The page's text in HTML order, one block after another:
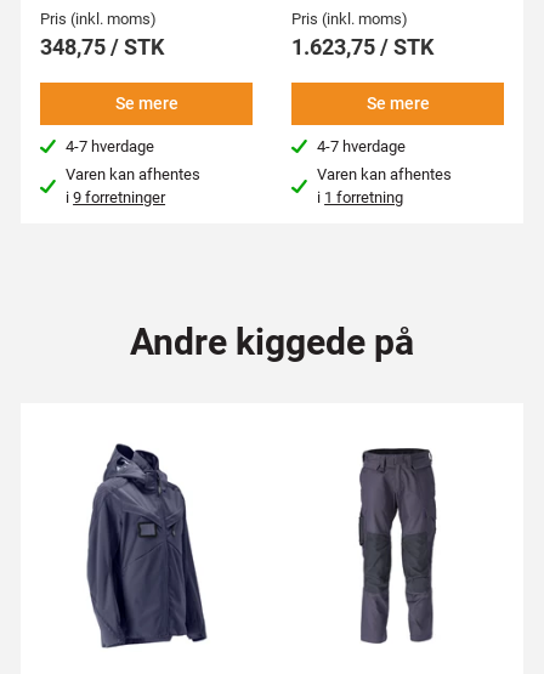
Pris (inkl. moms)
348,75 / STK
Se mere
4-7 hverdage
Varen kan afhentes
i9 forretninger
Pris (inkl. moms)
1.623,75 / STK
Se mere
4-7 hverdage
Varen kan afhentes
i 1 forretning
Andre kiggede på